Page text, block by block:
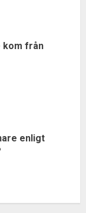
kom från
enligt